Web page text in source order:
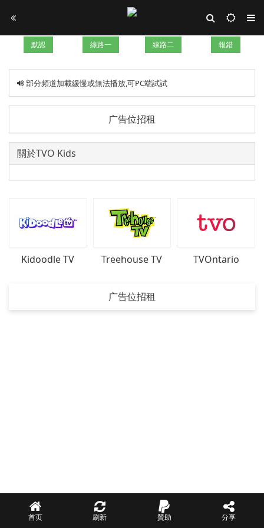
默認 線路一 線路二 報錯
部分頻道加載緩慢或無法播放,可PC端試試
广告位招租
關於TVO Kids
Kidoodle TV Treehouse TV TVOntario
广告位招租
首页 刷新 贊助 分享